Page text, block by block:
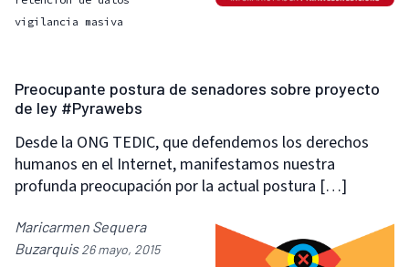
vigilancia masiva
Preocupante postura de senadores sobre proyecto
de ley #Pyrawebs
Desde la ONG TEDIC, que defendemos los derechos
humanos en el Internet, manifestamos nuestra
profunda preocupación por la actual postura […]
Maricarmen Sequera
Buzarquis26 mayo, 2015